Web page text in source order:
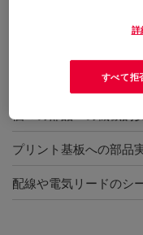
モジュールやハウジン
プリント基板への部品
配線や電気リードのシ
詳
すべて拒